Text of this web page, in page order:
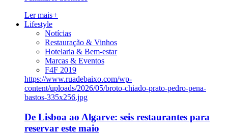
Ler mais+
Lifestyle
Notícias
Restauração & Vinhos
Hotelaria & Bem-estar
Marcas & Eventos
F4F 2019
https://www.ruadebaixo.com/wp-
content/uploads/2026/05/broto-chiado-prato-pedro-pena-
bastos-335x256.jpg
De Lisboa ao Algarve: seis restaurantes para
reservar este maio